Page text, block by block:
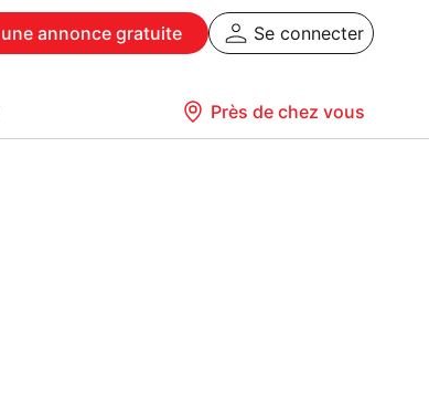
une annonce gratuite Se connecter
Près de chez vous